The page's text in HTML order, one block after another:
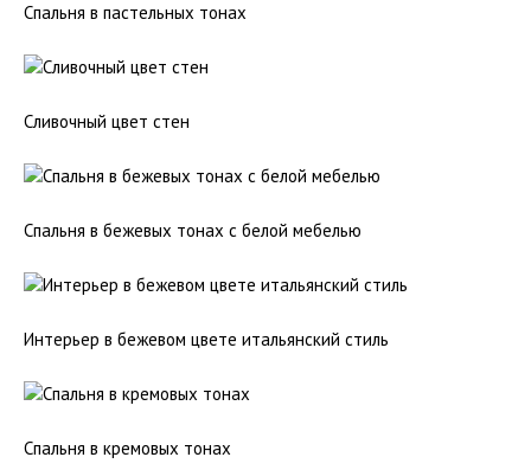
Спальня в пастельных тонах
Сливочный цвет стен
Спальня в бежевых тонах с белой мебелью
Интерьер в бежевом цвете итальянский стиль
Спальня в кремовых тонах